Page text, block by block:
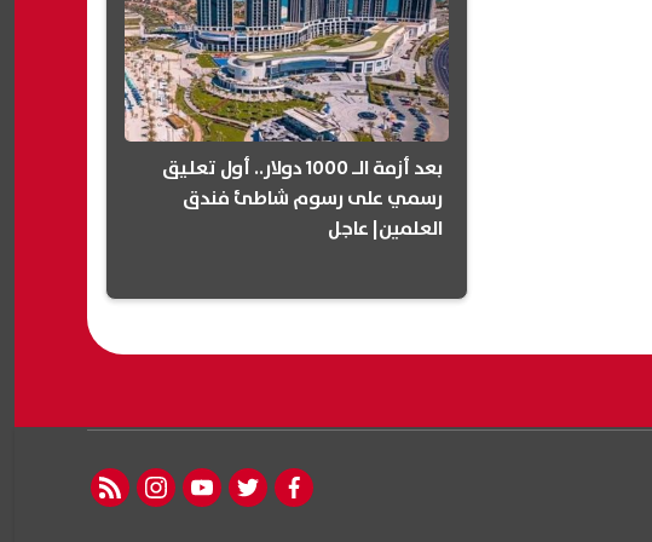
بعد أزمة الـ 1000 دولار.. أول تعليق
رسمي على رسوم شاطئ فندق
العلمين| عاجل
facebook
twitter
youtube
instagram
rss feed